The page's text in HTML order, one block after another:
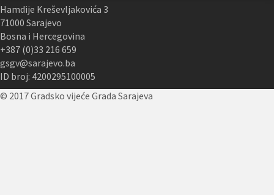
Hamdije Kreševljakovića 3
71000 Sarajevo
Bosna i Hercegovina
+387 (0)33 216 659
gsgv@sarajevo.ba
ID broj: 4200295100005
© 2017 Gradsko vijeće Grada Sarajeva